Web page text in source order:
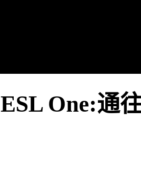
ESL One:通